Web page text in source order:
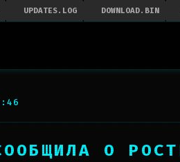
UPDATES.LOG DOWNLOAD.BIN
О